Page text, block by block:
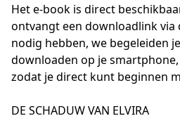
Het e-book is direct
ontvangt een downloadlink via
nodig hebben, we begeleiden
downloaden op je
zodat je direct kunt beginnen
DE SCHADUW VAN ELVIRA